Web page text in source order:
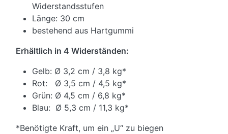
Widerstandsstufen
Länge: 30 cm
bestehend aus Hartgummi
Erhältlich in 4 Widerständen:
Gelb: Ø 3,2 cm / 3,8 kg*
Rot: Ø 3,5 cm / 4,5 kg*
Grün: Ø 4,5 cm / 6,8 kg*
Blau: Ø 5,3 cm / 11,3 kg*
*Benötigte Kraft, um ein „U“ zu biegen